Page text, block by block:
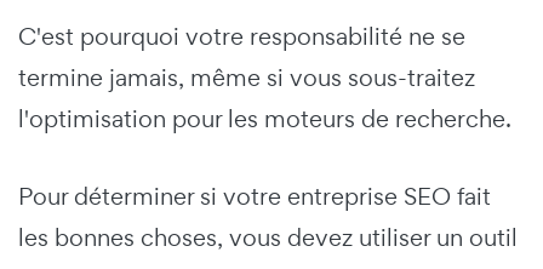
C'est pourquoi votre responsabilité ne se
termine jamais, même si vous sous-traitez
l'optimisation pour les moteurs de recherche.
Pour déterminer si votre entreprise SEO fait
les bonnes choses, vous devez utiliser un outil